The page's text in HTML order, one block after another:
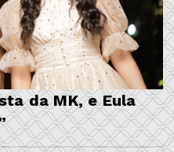
da MK, e Eula